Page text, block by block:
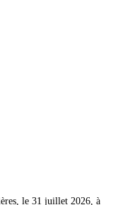
le 31 juillet 2026, à